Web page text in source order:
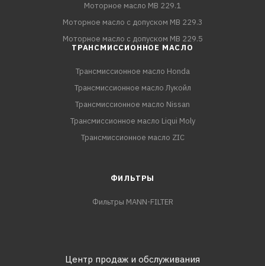
Моторное масло MB 229.1
Моторное масло с допуском MB 229.3
Моторное масло с допуском MB 229.5
ТРАНСМИССИОННОЕ МАСЛО
Трансмиссионное масло Honda
Трансмиссионное масло Лукойл
Трансмиссионное масло Nissan
Трансмиссионное масло Liqui Moly
Трансмиссионное масло ZIC
ФИЛЬТРЫ
Фильтры MANN-FILTER
Центр продаж и обслуживания